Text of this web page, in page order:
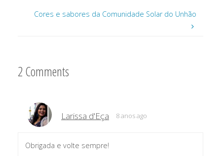
Cores e sabores da Comunidade Solar do Unhão
2 Comments
Larissa d'Eça 8 anos ago
Obrigada e volte sempre!